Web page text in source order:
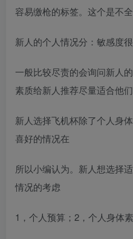
容易缴枪的标签。这个是不全
新人的个人情况分：敏感度
一般比较尽责的会询问新人
素质给新人推荐尽量适合他们
新人选择飞机杯除了个人身
喜好的情况在
所以小编认为。新人想选择
情况的考虑
1，个人预算；2，个人身体